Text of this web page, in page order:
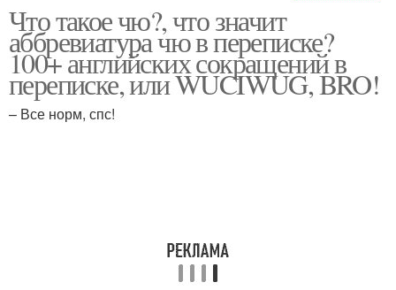
Аббревиатуры с
переводом
Язык с примерами
Аббревиатуры в бизнес
Что такое чю?, что значит
аббревиатура чю в переписке?
100+ английских сокращений в
переписке, или WUCIWUG, BRO!
– Все норм, спс!